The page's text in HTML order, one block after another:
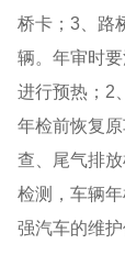
桥卡；3、路
辆。年审时
进行预热；2
年检前恢复
查、尾气排
检测，车辆
强汽车的维